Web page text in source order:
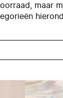
maar